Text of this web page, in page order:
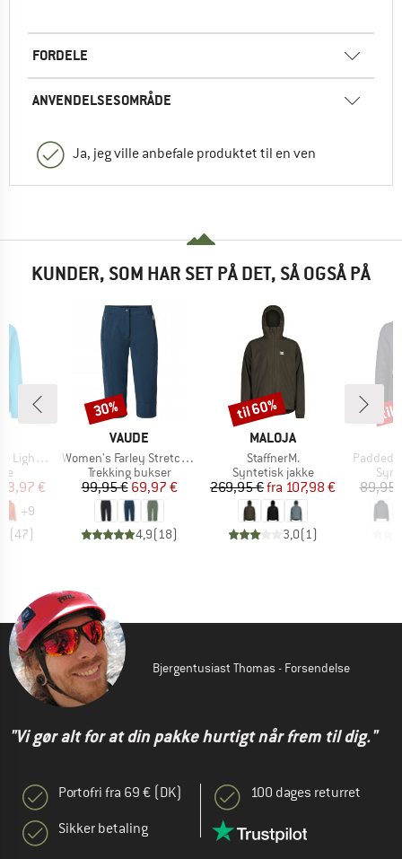
FORDELE
ANVENDELSESOMRÅDE
Ja, jeg ville anbefale produktet til en ven
KUNDER, SOM HAR SET PÅ DET, SÅ OGSÅ PÅ
Jacket
pris
83,97 €
+9
(47)
MÆRKE
VAUDE
Artikel
Women's Farley Stretch Capri III
Produktgruppe
Trekking bukser
Pris
99,95 €Nedsat pris
69,97 €
4,9( 18)
Rabat
30%
MÆRKE
MALOJA
Artikel
StaffnerM.
Produktgruppe
Syntetisk jakke
Pris
269,95 € Nedsat pris
fra 107,98 €
3,0( 1)
Rabat
til 60%
Artikel
Padded
89,95
til
Bjergentusiast Thomas - Forsendelse
"Vi gør alt for at din pakke hurtigt når frem til dig."
Portofri fra 69 € (DK)
Sikker betaling
100 dages returret